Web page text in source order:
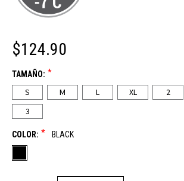
$124.90
TAMAÑO: *
S M L XL
2
3
COLOR: * BLACK